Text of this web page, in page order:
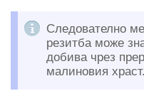
Следователно
резитба може
добива чрез
малиновия храст.